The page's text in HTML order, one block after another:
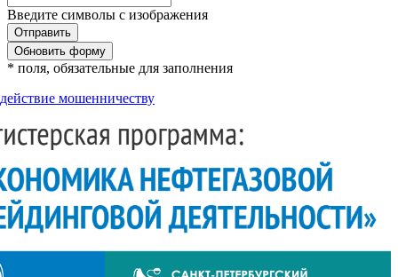
Введите символы с изображения
Обновить форму
* поля, обязательные для заполнения
мошенничеству